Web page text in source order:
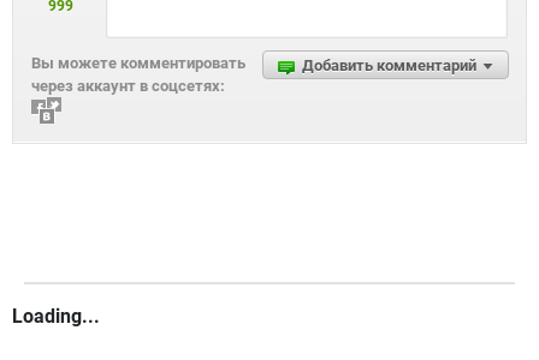
999
Добавить комментарий
Вы можете комментировать
через аккаунт в соцсетях:
Loading...